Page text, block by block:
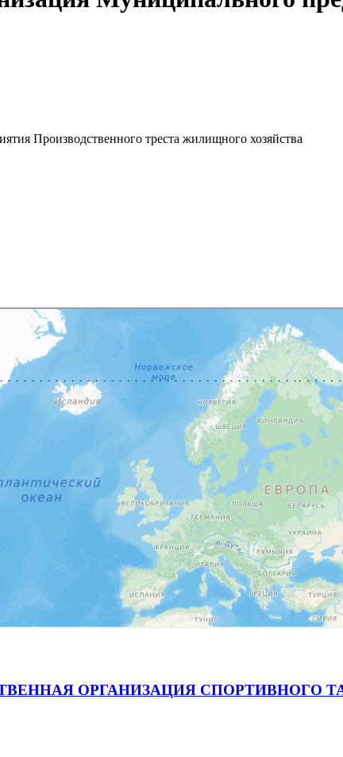
Производственного треста жилищного хозяйства
ОРГАНИЗАЦИЯ СПОРТИВНОГО